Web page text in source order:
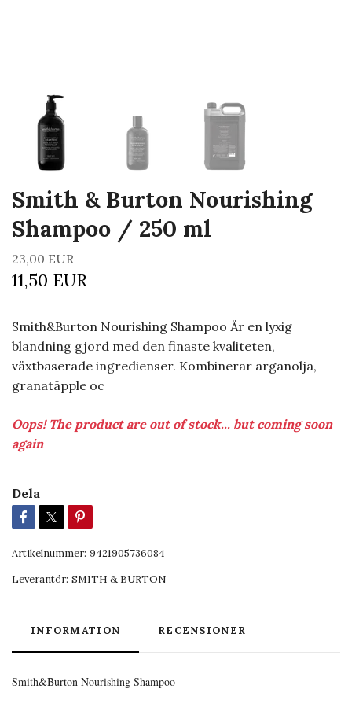
Smith & Burton Nourishing
Shampoo / 250 ml
23,00 EUR
11,50 EUR
Smith&Burton Nourishing Shampoo Är en lyxig
blandning gjord med den finaste kvaliteten,
växtbaserade ingredienser. Kombinerar arganolja,
granatäpple oc
Oops! The product are out of stock... but coming soon
again
Dela
Artikelnummer: 9421905736084
Leverantör: SMITH & BURTON
INFORMATION RECENSIONER
Smith&Burton Nourishing Shampoo